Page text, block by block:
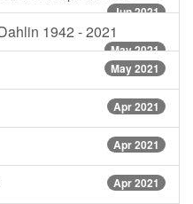
Jun 2021
1942 - 2021
May 2021
May 2021
Apr 2021
Apr 2021
Apr 2021